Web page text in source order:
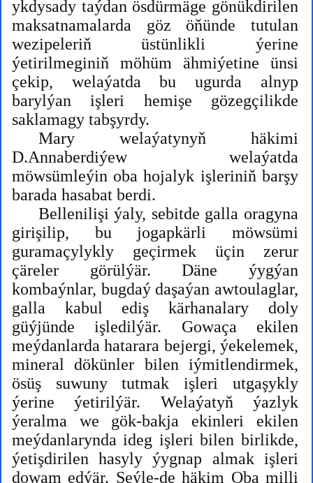
ykdysady taýdan ösdürmäge gönükdirilen
maksatnamalarda göz öňünde tutulan
wezipeleriň üstünlikli ýerine
ýetirilmeginiň möhüm ähmiýetine ünsi
çekip, welaýatda bu ugurda alnyp
barylýan işleri hemişe gözegçilikde
saklamagy tabşyrdy.
Mary welaýatynyň häkimi
D.Annaberdiýew welaýatda
möwsümleýin oba hojalyk işleriniň barşy
barada hasabat berdi.
Bellenilişi ýaly, sebitde galla oragyna
girişilip, bu jogapkärli möwsümi
guramaçylykly geçirmek üçin zerur
çäreler görülýär. Däne ýygýan
kombaýnlar, bugdaý daşaýan awtoulaglar,
galla kabul ediş kärhanalary doly
güýjünde işledilýär. Gowaça ekilen
meýdanlarda hatarara bejergi, ýekelemek,
mineral dökünler bilen iýmitlendirmek,
ösüş suwuny tutmak işleri utgaşykly
ýerine ýetirilýär. Welaýatyň ýazlyk
ýeralma we gök-bakja ekinleri ekilen
meýdanlarynda ideg işleri bilen birlikde,
ýetişdirilen hasyly ýygnap almak işleri
dowam edýär. Şeýle-de häkim Oba milli